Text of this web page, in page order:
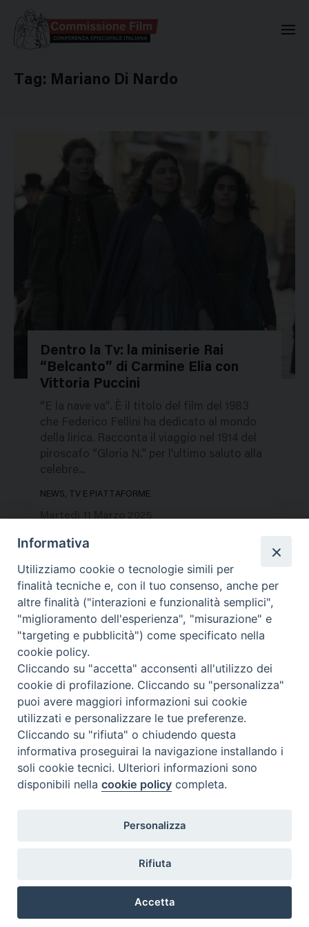
Tag: Mariano Di Nardo
636550
Dentro la Tv: la miniserie Rai
“Belcanto” di Carmine Elia con
Vittoria Puccini
“E la nave va”. È il titolo del film del 1983
che Federico Fellini ha dedicato al mondo
della lirica. Racconta il viaggio nel 1914 del
piroscafo “Gloria N.” per l’ultimo saluto alla
celebre...
NEWS, TV E PIATTAFORME
Contatti & Info
C.ne Aurelia, 50 – 00165 Roma
Contatti
Scrivi a: cnvf@chiesacattolica.it
Informativa
Utilizziamo cookie o tecnologie simili per
finalità tecniche e, con il tuo consenso, anche per
altre finalità ("interazioni e funzionalità semplici",
"miglioramento dell'esperienza", "misurazione" e
"targeting e pubblicità") come specificato nella
cookie policy.
Cliccando su "accetta" acconsenti all'utilizzo dei
cookie di profilazione. Cliccando su "personalizza"
puoi avere maggiori informazioni sui cookie
utilizzati e personalizzare le tue preferenze.
Cliccando su "rifiuta" o chiudendo questa
informativa proseguirai la navigazione installando i
soli cookie tecnici. Ulteriori informazioni sono
disponibili nellacookie policy completa.
Personalizza
Rifiuta
Accetta